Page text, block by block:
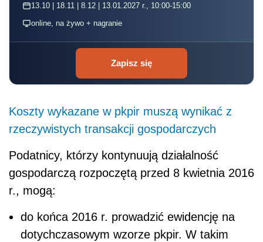
13.10 | 18.11 | 8.12 | 13.01.2027 r., 10:00-15:00
online, na żywo + nagranie
Zapisz się
Koszty wykazane w pkpir muszą wynikać z
rzeczywistych transakcji gospodarczych
Podatnicy, którzy kontynuują działalność
gospodarczą rozpoczętą przed 8 kwietnia 2016
r., mogą:
do końca 2016 r. prowadzić ewidencję na
dotychczasowym wzorze pkpir. W takim